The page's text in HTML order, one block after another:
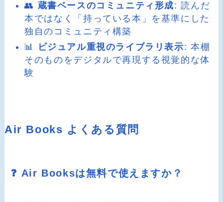
👥 蔵書ベースのコミュニティ形成: 読んだ
本ではなく「持っている本」を基準にした
独自のコミュニティ構築
📊
ビジュアル重視のライブラリ表示: 本棚
そのものをデジタルで再現する視覚的な体
験
Air Books よくある質問
❓ Air Booksは無料で使えますか？